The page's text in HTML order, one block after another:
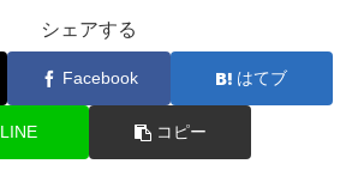
シェアする
Facebook はてブ
LINE コピー